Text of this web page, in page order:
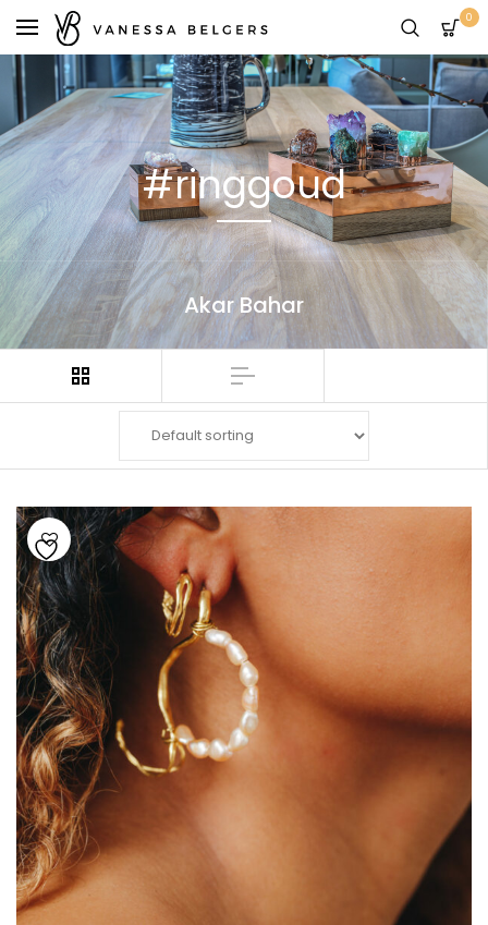
0
#ringgoud
Akar Bahar